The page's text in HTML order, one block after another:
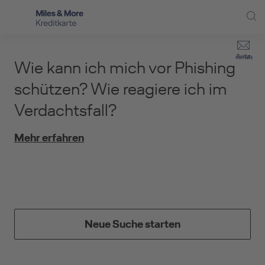
Direkt zur Suche (Enter drücken)
Direkt zum Hauptinhalt (Enter drücken)
Kontakt
Suche
Selbstständige
Unternehmen
Service
Miles & More Programm
Kreditkarte beantragen
Wie kann ich mich vor Phishing
schützen? Wie reagiere ich im
Verdachtsfall?
Mehr erfahren
Neue Suche starten